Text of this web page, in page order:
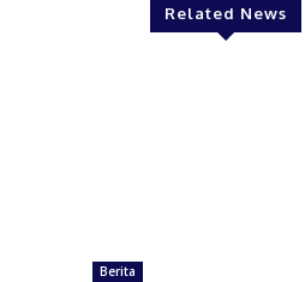
Related News
Berita